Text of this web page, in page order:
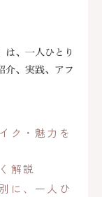
は、一人ひとり
介、実践、アフ
ク・魅力を
解説
に、一人ひ